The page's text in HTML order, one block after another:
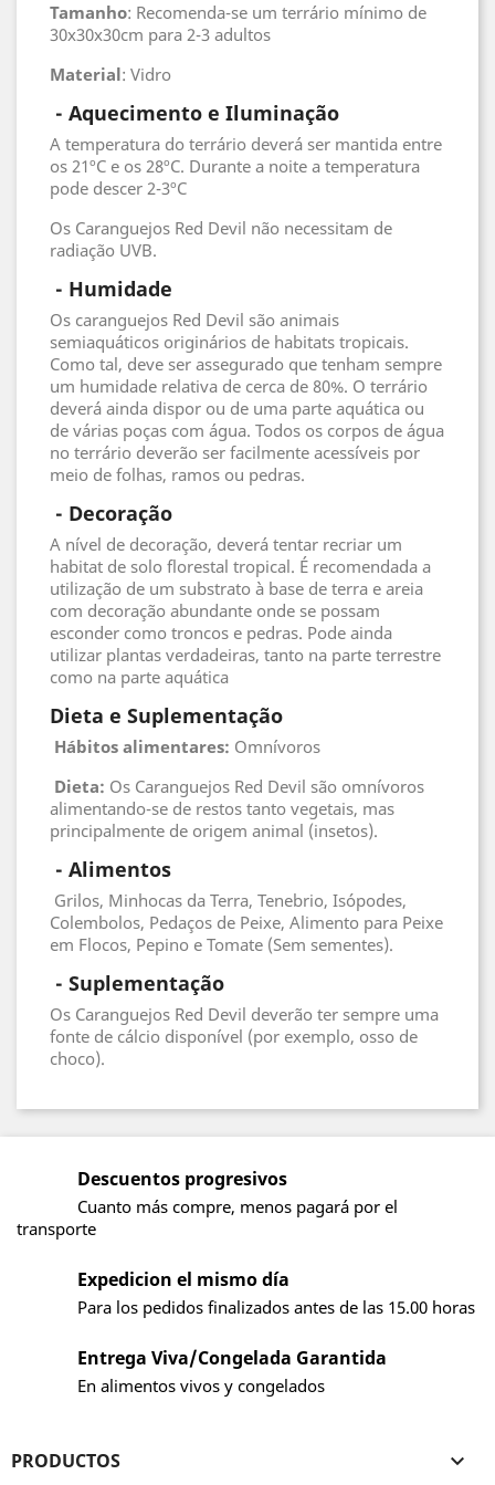
Tamanho: Recomenda-se um terrário mínimo de
30x30x30cm para 2-3 adultos
Material: Vidro
- Aquecimento e Iluminação
A temperatura do terrário deverá ser mantida entre
os 21ºC e os 28ºC. Durante a noite a temperatura
pode descer 2-3ºC
Os Caranguejos Red Devil não necessitam de
radiação UVB.
- Humidade
Os caranguejos Red Devil são animais
semiaquáticos originários de habitats tropicais.
Como tal, deve ser assegurado que tenham sempre
um humidade relativa de cerca de 80%. O terrário
deverá ainda dispor ou de uma parte aquática ou
de várias poças com água. Todos os corpos de água
no terrário deverão ser facilmente acessíveis por
meio de folhas, ramos ou pedras.
- Decoração
A nível de decoração, deverá tentar recriar um
habitat de solo florestal tropical. É recomendada a
utilização de um substrato à base de terra e areia
com decoração abundante onde se possam
esconder como troncos e pedras. Pode ainda
utilizar plantas verdadeiras, tanto na parte terrestre
como na parte aquática
Dieta e Suplementação
Hábitos alimentares: Omnívoros
Dieta: Os Caranguejos Red Devil são omnívoros
alimentando-se de restos tanto vegetais, mas
principalmente de origem animal (insetos).
- Alimentos
Grilos, Minhocas da Terra, Tenebrio, Isópodes,
Colembolos, Pedaços de Peixe, Alimento para Peixe
em Flocos, Pepino e Tomate (Sem sementes).
- Suplementação
Os Caranguejos Red Devil deverão ter sempre uma
fonte de cálcio disponível (por exemplo, osso de
choco).
Descuentos progresivos
Cuanto más compre, menos pagará por el
transporte
Expedicion el mismo día
Para los pedidos finalizados antes de las 15.00 horas
Entrega Viva/Congelada Garantida
En alimentos vivos y congelados
PRODUCTOS 